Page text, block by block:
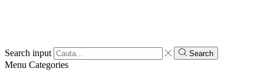
Search input Search
Menu Categories